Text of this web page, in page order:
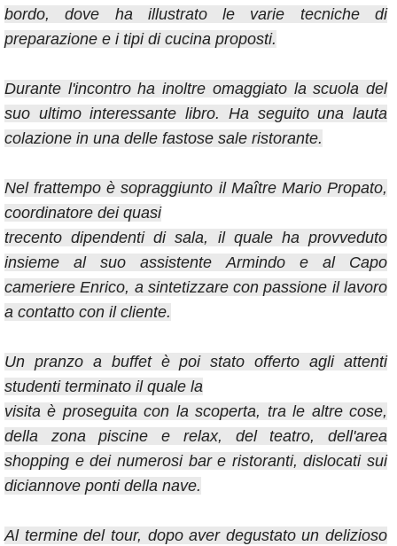
bordo, dove ha illustrato le varie tecniche di
preparazione e i tipi di cucina proposti.
Durante l'incontro ha inoltre omaggiato la scuola del
suo ultimo interessante libro. Ha seguito una lauta
colazione in una delle fastose sale ristorante.
Nel frattempo è sopraggiunto il Maître Mario Propato,
coordinatore dei quasi
trecento dipendenti di sala, il quale ha provveduto
insieme al suo assistente Armindo e al Capo
cameriere Enrico, a sintetizzare con passione il lavoro
a contatto con il cliente.
Un pranzo a buffet è poi stato offerto agli attenti
studenti terminato il quale la
visita è proseguita con la scoperta, tra le altre cose,
della zona piscine e relax, del teatro, dell'area
shopping e dei numerosi bar e ristoranti, dislocati sui
diciannove ponti della nave.
Al termine del tour, dopo aver degustato un delizioso